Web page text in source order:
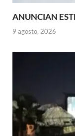
ANUNCIAN
9 agosto, 2026